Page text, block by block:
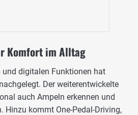
Komfort im Alltag
und digitalen Funktionen hat
Der weiterentwickelte
auch Ampeln erkennen und
Hinzu kommt One-Pedal-Driving,